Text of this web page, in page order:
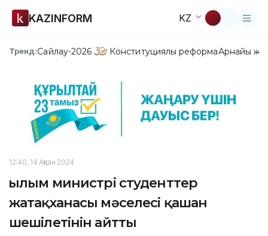
KAZINFORM KZ
Тренд:Сайлау-2026 Конституциялық реформаАрнайы
12:40, 14 Ақпан 2024
Ғылым министрі студенттер
жатақханасы мәселесі қашан
шешілетінін айтты